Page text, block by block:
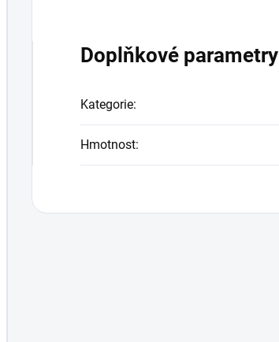
Doplňkové parametry
Kategorie:
Hmotnost: